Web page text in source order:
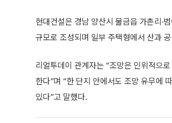
현대건설은 경남 양산시 물금읍 가촌리·
규모로 조성되며 일부 주택형에서 산과
리얼투데이 관계자는 “조망은 인위적으
한다”며 “한 단지 안에서도 조망 유무에
있다”고 말했다.